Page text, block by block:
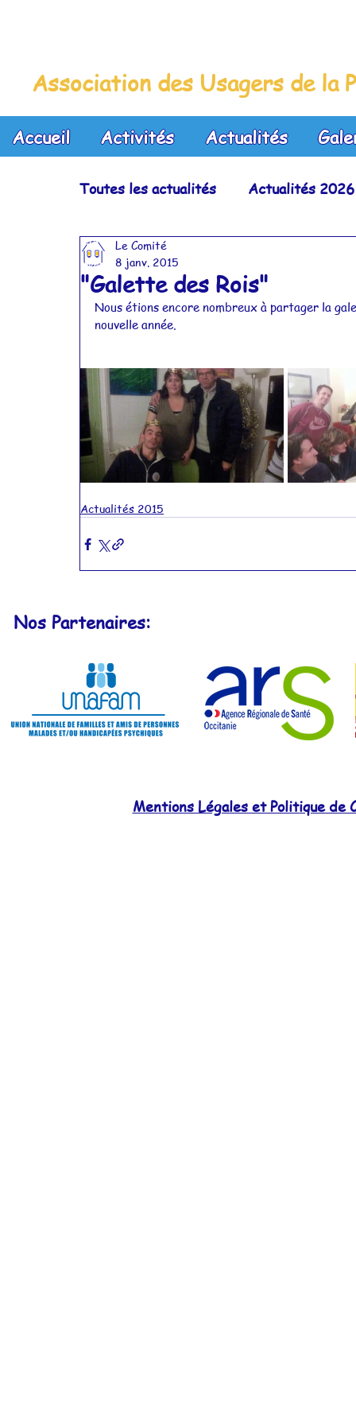
Association des Usagers de la
Accueil Activités Actualités
Toutes les actualités Actualités 2026
Actualités 2023
Actualités 2019 Actualités 2018
Actualités 2015 Actualités 2014
Actualités 2011 Actualités 2010
"Galette des Rois"
Le Comité
8 janv. 2015
Nous étions encore nombreux à partager la
nouvelle année.
Actualités 2015
Nos Partenaires:
Mentions Légales et Politique de